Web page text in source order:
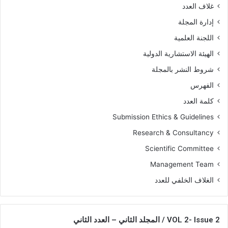
غلاف العدد
إدارة المجلة
اللجنة العلمية
الهيئة الاستشارية الدولية
شروط النشر بالمجلة
الفهرس
كلمة العدد
Submission Ethics & Guidelines
Research & Consultancy
Scientific Committee
Management Team
الغلاف الخلفي للعدد
VOL 2- Issue 2 / المجلد الثاني – العدد الثاني